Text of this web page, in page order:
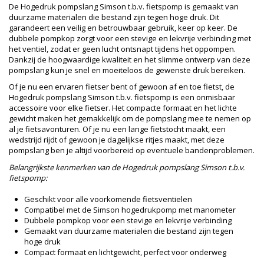
De Hogedruk pompslang Simson t.b.v. fietspomp is gemaakt van
duurzame materialen die bestand zijn tegen hoge druk. Dit
garandeert een veilig en betrouwbaar gebruik, keer op keer. De
dubbele pompkop zorgt voor een stevige en lekvrije verbinding met
het ventiel, zodat er geen lucht ontsnapt tijdens het oppompen.
Dankzij de hoogwaardige kwaliteit en het slimme ontwerp van deze
pompslang kun je snel en moeiteloos de gewenste druk bereiken.
Of je nu een ervaren fietser bent of gewoon af en toe fietst, de
Hogedruk pompslang Simson t.b.v. fietspomp is een onmisbaar
accessoire voor elke fietser. Het compacte formaat en het lichte
gewicht maken het gemakkelijk om de pompslang mee te nemen op
al je fietsavonturen. Of je nu een lange fietstocht maakt, een
wedstrijd rijdt of gewoon je dagelijkse ritjes maakt, met deze
pompslang ben je altijd voorbereid op eventuele bandenproblemen.
Belangrijkste kenmerken van de Hogedruk pompslang Simson t.b.v.
fietspomp:
Geschikt voor alle voorkomende fietsventielen
Compatibel met de Simson hogedrukpomp met manometer
Dubbele pompkop voor een stevige en lekvrije verbinding
Gemaakt van duurzame materialen die bestand zijn tegen
hoge druk
Compact formaat en lichtgewicht, perfect voor onderweg